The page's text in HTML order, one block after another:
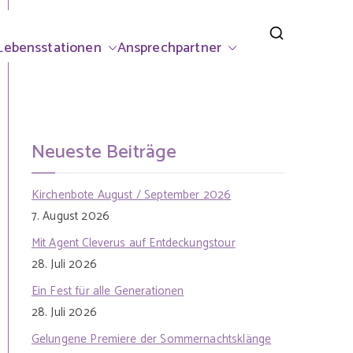
Ansprechpartner
Neueste Beiträge
Kirchenbote August / September 2026
7. August 2026
Mit Agent Cleverus auf Entdeckungstour
28. Juli 2026
Ein Fest für alle Generationen
28. Juli 2026
Gelungene Premiere der Sommernachtsklänge